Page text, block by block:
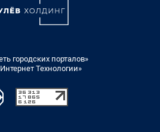
городских порталов»
Технологии»